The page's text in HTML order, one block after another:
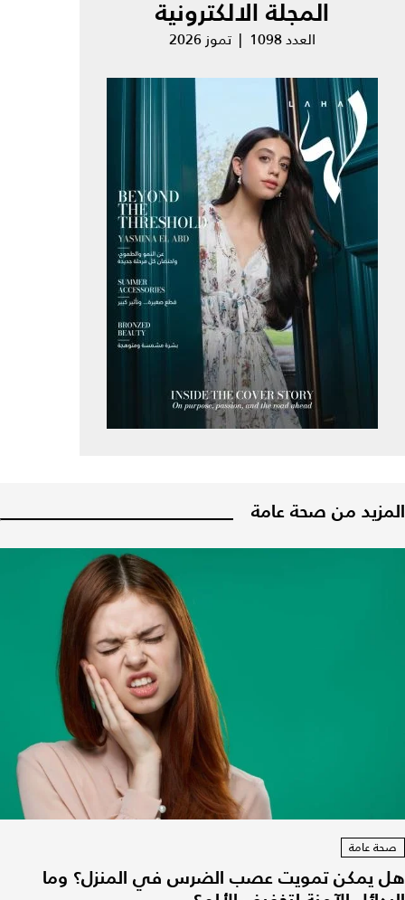
المجلة الالكترونية
العدد 1098 | تموز 2026
المزيد من صحة عامة
صحة عامة
هل يمكن تمويت عصب الضرس في المنزل؟ وما